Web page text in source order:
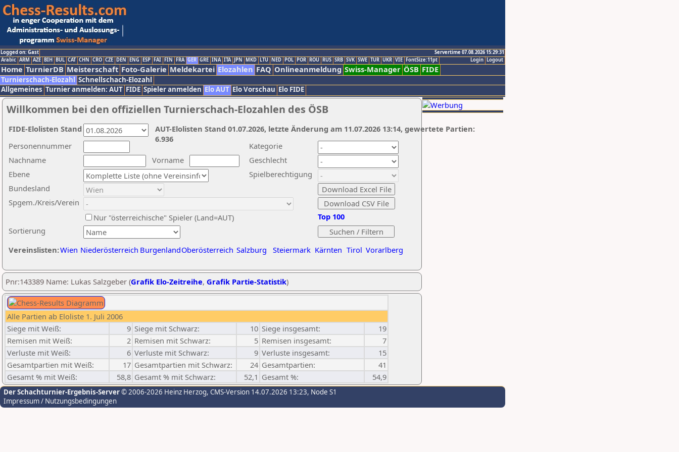
Logged on: Gast
Servertime 07.08.2026 15:29:31
Logout
Login
Arabic ARM AZE BIH BUL CAT CHN CRO CZE DEN ENG ESP FAI FIN FRA GER GRE INA ITA JPN MKD LTU NED POL POR ROU RUS SRB SVK SWE TUR UKR VIE FontSize:11pt
Home TurnierDB Meisterschaft Foto-Galerie Meldekartei Elozahlen FAQ Onlineanmeldung Swiss-Manager ÖSB FIDE
Turnierschach-Elozahl Schnellschach-Elozahl
Allgemeines Turnier anmelden: AUT FIDE Spieler anmelden Elo AUT Elo Vorschau Elo FIDE
Willkommen bei den offiziellen Turnierschach-Elozahlen des ÖSB
Nachname
Vorname
Ebene
Kategorie
Sortierung
Personennummer
Bundesland
Spgem./Kreis/Verein
Geschlecht
Nur "österreichische" Spieler (Land=AUT)
Spielberechtigung
Vereinslisten:Wien Niederösterreich BurgenlandOberösterreich Salzburg Steiermark Kärnten Tirol Vorarlberg
Top 100
AUT-Elolisten Stand 01.07.2026, letzte Änderung am 11.07.2026 13:14, gewertete Partien:
6.936
FIDE-Elolisten Stand
Pnr:143389 Name: Lukas Salzgeber (Grafik Elo-Zeitreihe, Grafik Partie-Statistik)
Alle Partien ab Eloliste 1. Juli 2006
Siege mit Weiß:
9 Siege mit Schwarz: 10 Siege insgesamt:
19
Remisen mit Weiß:
2 Remisen mit Schwarz: 5 Remisen insgesamt:
7
Verluste mit Weiß:
6 Verluste mit Schwarz: 9 Verluste insgesamt:
15
Gesamtpartien mit Weiß:
17 Gesamtpartien mit Schwarz: 24 Gesamtpartien:
41
Gesamt % mit Weiß:
58,8 Gesamt % mit Schwarz: 52,1 Gesamt %: 54,9
Der Schachturnier-Ergebnis-Server© 2006-2026 Heinz Herzog, CMS-Version 14.07.2026 13:23, Node S1
Impressum / Nutzungsbedingungen